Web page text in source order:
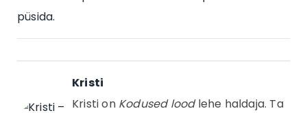
püsida.
Kristi
Kristi on Kodused loodlehe haldaja. Ta